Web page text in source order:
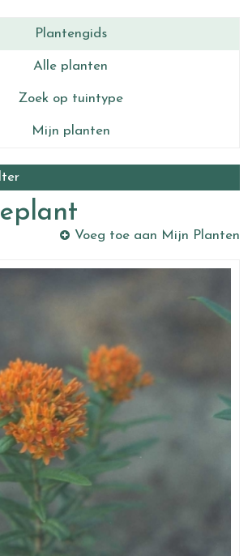
Plantengids
Alle planten
Zoek op tuintype
Mijn planten
Voeg toe aan Mijn Planten